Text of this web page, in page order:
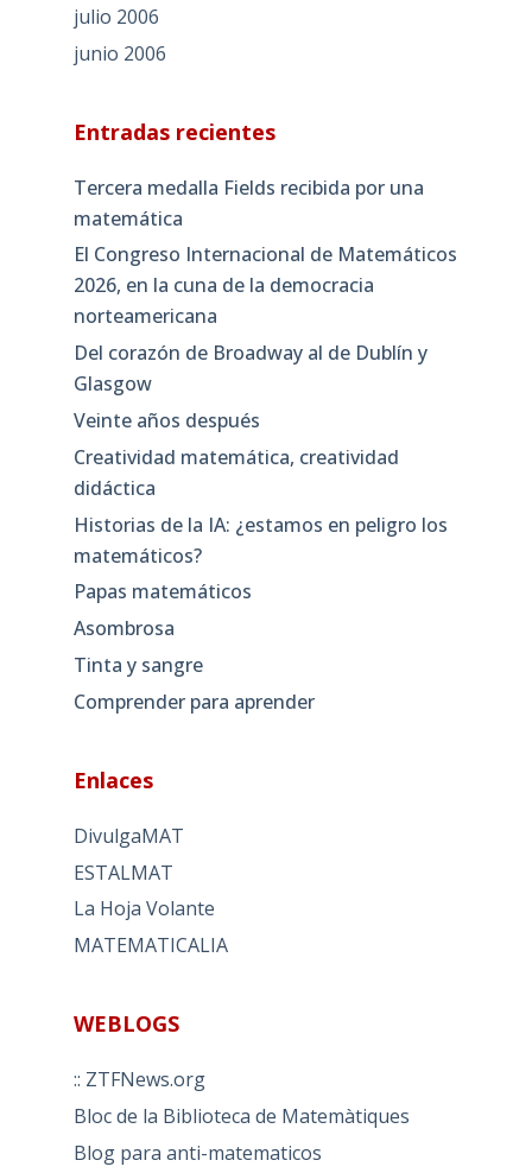
julio 2006
junio 2006
Entradas recientes
Tercera medalla Fields recibida por una
matemática
El Congreso Internacional de Matemáticos
2026, en la cuna de la democracia
norteamericana
Del corazón de Broadway al de Dublín y
Glasgow
Veinte años después
Creatividad matemática, creatividad
didáctica
Historias de la IA: ¿estamos en peligro los
matemáticos?
Papas matemáticos
Asombrosa
Tinta y sangre
Comprender para aprender
Enlaces
DivulgaMAT
ESTALMAT
La Hoja Volante
MATEMATICALIA
WEBLOGS
:: ZTFNews.org
Bloc de la Biblioteca de Matemàtiques
Blog para anti-matematicos